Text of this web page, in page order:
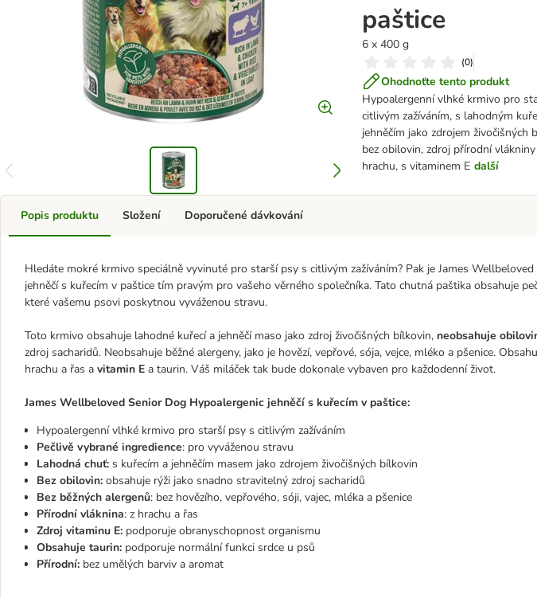
paštice
6 x 400 g
(0)
Ohodnoťte tento produkt
Hypoalergenní vlhké krmivo pro
citlivým zažíváním, s lahodným
jehněčím jako zdrojem živočišných
bez obilovin, zdroj přírodní
hrachu, s vitaminem E další
Popis produktu
Hledáte mokré krmivo speciálně vyvinuté pro starší psy s citlivým zažíváním? Pak je James
jehněčí s kuřecím v paštice tím pravým pro vašeho věrného společníka. Tato chutná paštika obsahuje
které vašemu psovi poskytnou vyváženou stravu.
Toto krmivo obsahuje lahodné kuřecí a jehněčí maso jako zdroj živočišných bílkovin, neobsahuje
zdroj sacharidů. Neobsahuje běžné alergeny, jako je hovězí, vepřové, sója, vejce, mléko a pšenice.
hrachu a řas a vitamin E a taurin. Váš miláček tak bude dokonale vybaven pro každodenní život.
James Wellbeloved Senior Dog Hypoalergenic jehněčí s kuřecím v paštice:
Hypoalergenní vlhké krmivo pro starší psy s citlivým zažíváním
Pečlivě vybrané ingredience: pro vyváženou stravu
Lahodná chuť: s kuřecím a jehněčím masem jako zdrojem živočišných bílkovin
Bez obilovin: obsahuje rýži jako snadno stravitelný zdroj sacharidů
Bez běžných alergenů: bez hovězího, vepřového, sóji, vajec, mléka a pšenice
Přírodní vláknina: z hrachu a řas
Zdroj vitaminu E: podporuje obranyschopnost organismu
Obsahuje taurin: podporuje normální funkci srdce u psů
Přírodní: bez umělých barviv a aromat
Složení Doporučené dávkování